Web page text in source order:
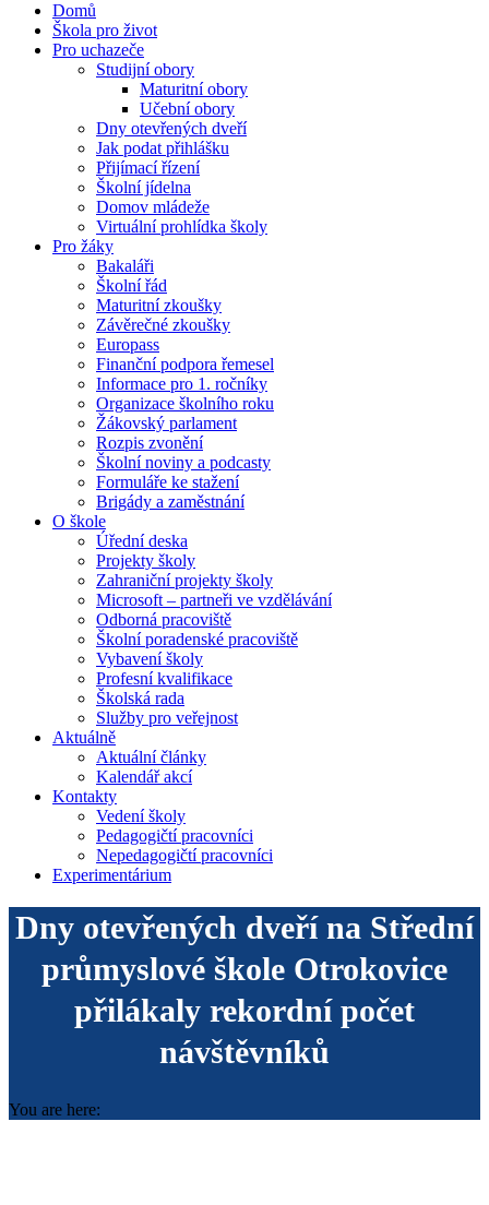
Domů
Škola pro život
Pro uchazeče
Studijní obory
Maturitní obory
Učební obory
Dny otevřených dveří
Jak podat přihlášku
Přijímací řízení
Školní jídelna
Domov mládeže
Virtuální prohlídka školy
Pro žáky
Bakaláři
Školní řád
Maturitní zkoušky
Závěrečné zkoušky
Europass
Finanční podpora řemesel
Informace pro 1. ročníky
Organizace školního roku
Žákovský parlament
Rozpis zvonění
Školní noviny a podcasty
Formuláře ke stažení
Brigády a zaměstnání
O škole
Úřední deska
Projekty školy
Zahraniční projekty školy
Microsoft – partneři ve vzdělávání
Odborná pracoviště
Školní poradenské pracoviště
Vybavení školy
Profesní kvalifikace
Školská rada
Služby pro veřejnost
Aktuálně
Aktuální články
Kalendář akcí
Kontakty
Vedení školy
Pedagogičtí pracovníci
Nepedagogičtí pracovníci
Experimentárium
Dny otevřených dveří na Střední
průmyslové škole Otrokovice
přilákaly rekordní počet
návštěvníků
You are here: